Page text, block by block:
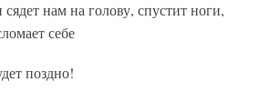
нам на голову, спустит ноги,
себе
поздно!